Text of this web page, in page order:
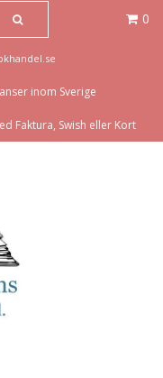
0
inom Sverige
Faktura, Swish eller Kort